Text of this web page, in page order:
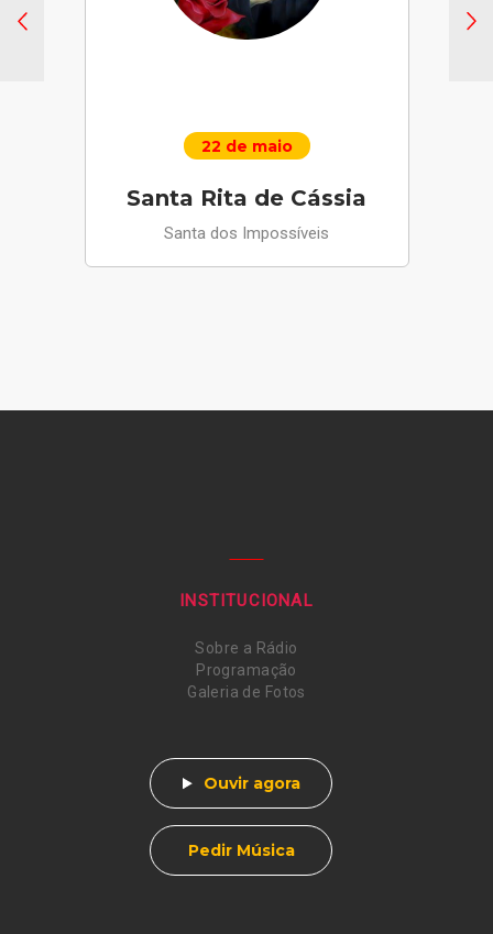
22 de maio
Santa Rita de Cássia
Santa dos Impossíveis
INSTITUCIONAL
Sobre a Rádio
Programação
Galeria de Fotos
Ouvir agora
Pedir Música